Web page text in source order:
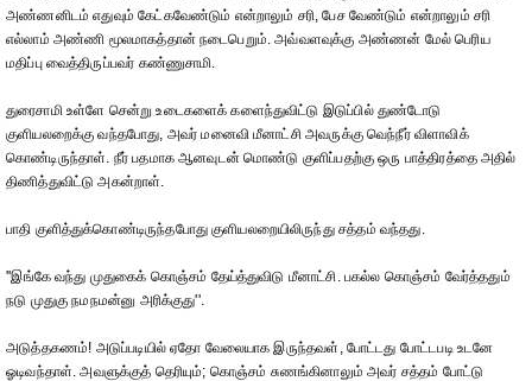
அண்ணனிடம் எதுவும் கேட்கவேண்டும் என்றாலும் சரி, பேச வேண்டும் என்றாலும் சரி
எல்லாம் அண்ணி மூலமாகத்தான் நடைபெறும். அவ்வளவுக்கு அண்ணன் மேல் பெரிய
மதிப்பு வைத்திருப்பவர் கண்ணுசாமி.
துரைசாமி உள்ளே சென்று உடைகளைக் களைந்துவிட்டு இடுப்பில் துண்டோடு
குளியலறைக்கு வந்தபோது, அவர் மனைவி மீனாட்சி அவருக்கு வெந்நீர் விளாவிக்
கொண்டிருந்தாள். நீர் பதமாக ஆனவுடன் மொண்டு குளிப்பதற்கு ஒரு பாத்திரத்தை அதில்
திணித்துவிட்டு அகன்றாள்.
பாதி குளித்துக்கொண்டிருந்தபோது குளியலறையிலிருந்து சத்தம் வந்தது.
''இங்கே வந்து முதுகைக் கொஞ்சம் தேய்த்துவிடு மீனாட்சி. பகல்ல கொஞ்சம் வேர்த்ததும்
நடு முதுகு நமநமன்னு அரிக்குது''.
அடுத்தகணம்! அடுப்படியில் ஏதோ வேலையாக இருந்தவள், போட்டது போட்டபடி உடனே
ஓடிவந்தாள். அவளுக்குத் தெரியும்; கொஞ்சம் சுணங்கினாலும் அவர் சத்தம் போட்டு